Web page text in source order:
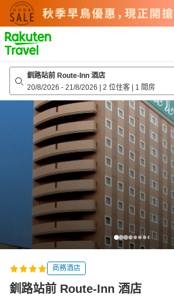
to
top
page
釧路站前 Route-Inn 酒店
20/8/2026 - 21/8/2026 | 2 位住客 | 1 間房
商務酒店
釧路站前 Route-Inn 酒店